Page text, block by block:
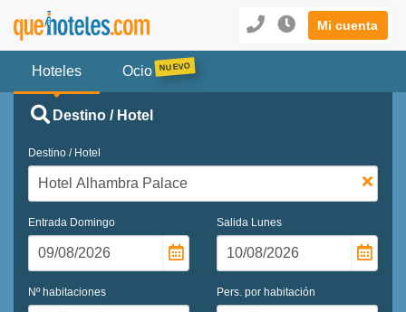
Mi cuenta
Hoteles Ocio
Destino / Hotel
Destino / Hotel
Entrada Domingo Salida Lunes
Nº habitaciones Pers. por habitación